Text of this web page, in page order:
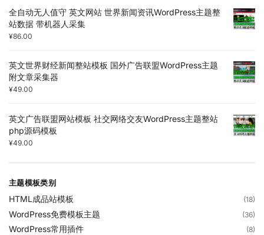
全自动无人值守 英文网站 世界新闻资讯WordPress主题整
站数据 带机器人采集
¥86.00
英文世界财经新闻整站模板 国外广告联盟WordPress主题
附文章采集器
¥49.00
英文广告联盟网站模板 社交网络交友WordPress主题整站
php源码模板
¥49.00
主题模板类别
HTML成品站模板 (18)
WordPress免费模板主题 (36)
WordPress常用插件 (8)